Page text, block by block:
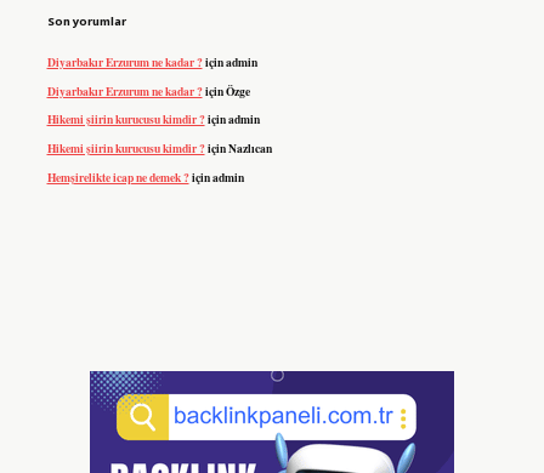
Son yorumlar
Diyarbakır Erzurum ne kadar ?içinadmin
Diyarbakır Erzurum ne kadar ?içinÖzge
Hikemi şiirin kurucusu kimdir ?içinadmin
Hikemi şiirin kurucusu kimdir ?içinNazlıcan
Hemşirelikte icap ne demek ?içinadmin